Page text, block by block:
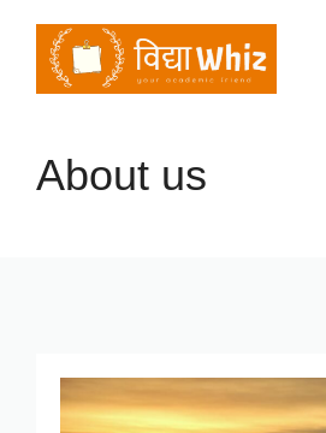
Skip
content
About us